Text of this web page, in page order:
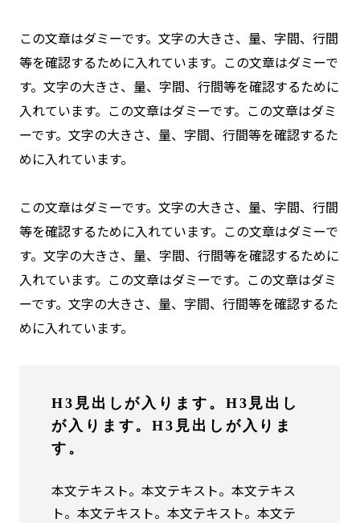
この文章はダミーです。文字の大きさ、量、字間、行間
等を確認するために入れています。この文章はダミーで
す。文字の大きさ、量、字間、行間等を確認するために
入れています。この文章はダミーです。この文章はダミ
ーです。文字の大きさ、量、字間、行間等を確認するた
めに入れています。
この文章はダミーです。文字の大きさ、量、字間、行間
等を確認するために入れています。この文章はダミーで
す。文字の大きさ、量、字間、行間等を確認するために
入れています。この文章はダミーです。この文章はダミ
ーです。文字の大きさ、量、字間、行間等を確認するた
めに入れています。
H3見出しが入ります。H3見出し
が入ります。H3見出しが入りま
す。
本文テキスト。本文テキスト。本文テキス
ト。本文テキスト。本文テキスト。本文テ